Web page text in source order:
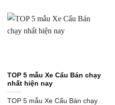
TOP 5 mẫu Xe Cẩu Bán chạy
nhất hiện nay
TOP 5 mẫu Xe Cẩu Bán chạy